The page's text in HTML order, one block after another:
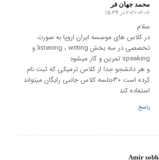
محمد جهان فر
گفته:
2021-02-06 در 15:34
سلام
در کلاس های موسسه ایران اروپا به صورت
تخصصی در سه بخش listening ، writing و
speaking تمرین و کار میشود
و هر دانشجو جدا از کلاس ترمیکی که ثبت نام
کرده است 30جلسه کلاس جانبی رایگان میتواند
استفاده کند
پاسخ
Amir